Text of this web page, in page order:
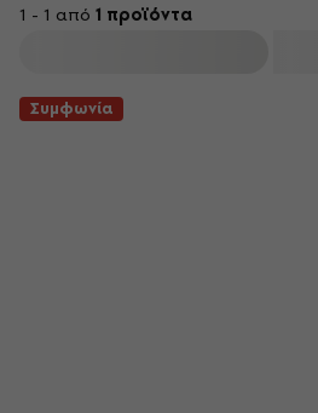
1 - 1 από 1 προϊόντα
Συμφωνία